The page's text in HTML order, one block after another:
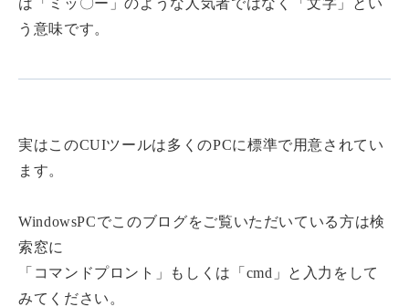
は「ミッ〇ー」のような人気者ではなく「文字」とい
う意味です。
実はこのCUIツールは多くのPCに標準で用意されてい
ます。
WindowsPCでこのブログをご覧いただいている方は検
索窓に
「コマンドプロント」もしくは「cmd」と入力をして
みてください。